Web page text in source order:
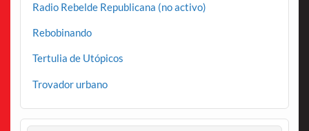
Radio Rebelde Republicana (no activo)
Rebobinando
Tertulia de Utópicos
Trovador urbano